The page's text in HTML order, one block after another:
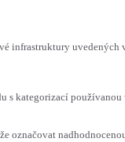
infrastruktury uvedených
s kategorizací
označovat